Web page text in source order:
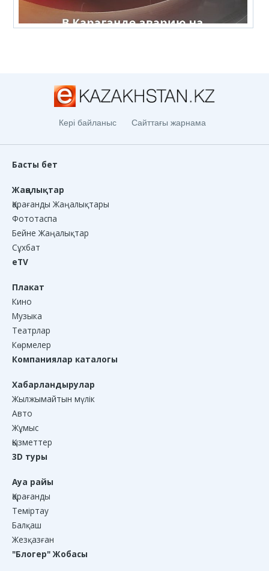
Кері байланыс Сайттағы жарнама
Басты бет
Жаңалықтар
Қарағанды Жаңалықтары
Фототаспа
Бейне Жаңалықтар
Сұхбат
eTV
Плакат
Кино
Музыка
Театрлар
Көрмелер
Компаниялар каталогы
Хабарландырулар
Жылжымайтын мүлік
Авто
Жұмыс
Қызметтер
3D туры
Ауа райы
Қарағанды
Теміртау
Балқаш
Жезқазған
"Блогер" Жобасы